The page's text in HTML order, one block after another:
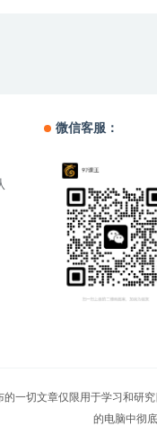
微信客服：
一切文章仅限用于学习和研
的电脑中彻